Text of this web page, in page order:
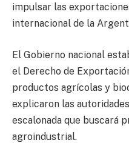
impulsar las
internacional de la
El Gobierno nacional
el Derecho de
productos agrícolas y
explicaron las
escalonada que buscará
agroindustrial.